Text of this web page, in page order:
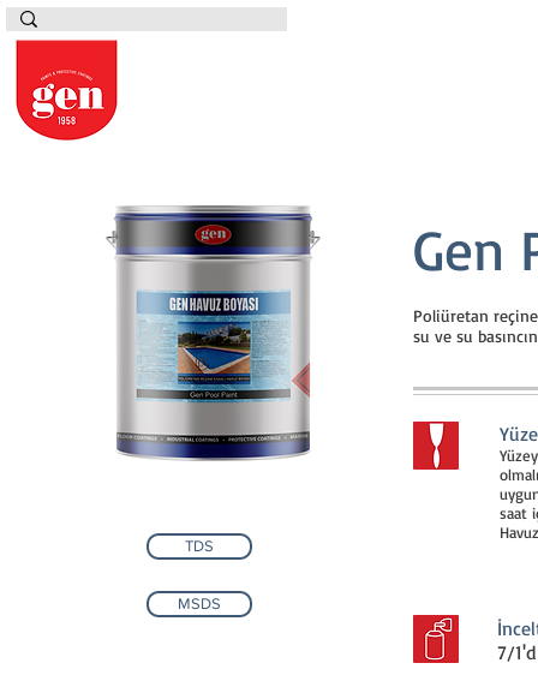
TDS
MSDS
Gen
Poliüretan
su ve su
saat
7/